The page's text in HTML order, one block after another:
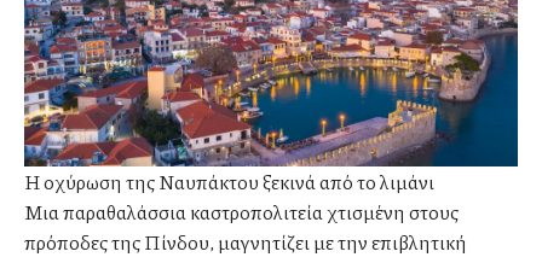
Η οχύρωση της Ναυπάκτου ξεκινά από το λιμάνι
Μια παραθαλάσσια καστροπολιτεία χτισμένη στους
πρόποδες της Πίνδου, μαγνητίζει με την επιβλητική